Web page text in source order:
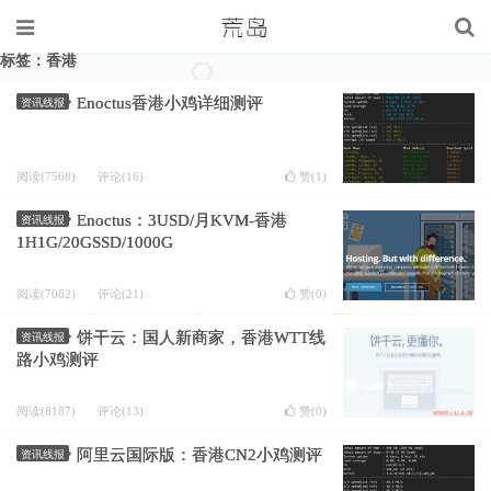
标签：香港
资讯线报 Enoctus香港小鸡详细测评
阅读(7568) 评论(16) 赞(1 )
资讯线报
Enoctus：3USD/月KVM-香港
1H1G/20GSSD/1000G
阅读(7082) 评论(21) 赞(0)
资讯线报
饼干云：国人新商家，香港WTT线
路小鸡测评
阅读(8187) 评论(13) 赞(0)
资讯线报 阿里云国际版：香港CN2小鸡测评